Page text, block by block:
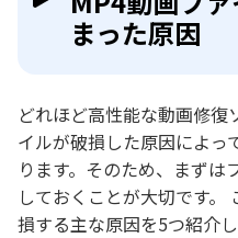
まった原因
どれほど高性能な動画修復
イルが破損した原因によっ
ります。そのため、まず
しておくことが大切です。
損する主な原因を5つ紹介し